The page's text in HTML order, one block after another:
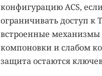
конфигурацию ACS,
ограничивать доступ к
встроенные механизмы
компоновки и слабом
защита остаются